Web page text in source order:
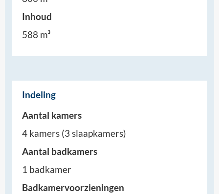
Inhoud
588 m³
Indeling
Aantal kamers
4 kamers (3 slaapkamers)
Aantal badkamers
1 badkamer
Badkamervoorzieningen